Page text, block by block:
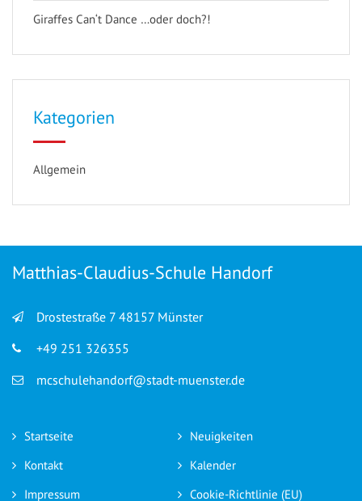
Giraffes Can‘t Dance …oder doch?!
Kategorien
Allgemein
Matthias-Claudius-Schule Handorf
Drostestraße 7 48157 Münster
+49 251 326355
mcschulehandorf@stadt-muenster.de
Startseite
Neuigkeiten
Kontakt
Kalender
Impressum
Cookie-Richtlinie (EU)